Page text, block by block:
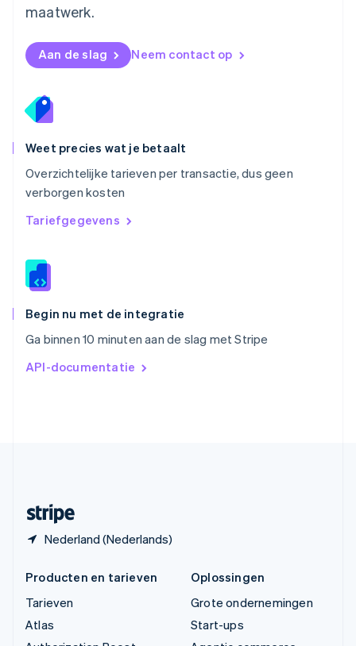
maatwerk.
Aan de slag Neem contact op
Weet precies wat je betaalt
Overzichtelijke tarieven per transactie, dus geen
verborgen kosten
Tariefgegevens
Begin nu met de integratie
Ga binnen 10 minuten aan de slag met Stripe
API-documentatie
Nederland (Nederlands)
DeutschEnglish
English
Portugal
Roemenië
English
English简体中文
EnglishItaliano
Slowakije
English
Spanje
Thailand
Tsjechië
English
简体中文English
English
Producten en tarieven
Tarieven
Atlas
Oplossingen
Grote ondernemingen
Start-ups